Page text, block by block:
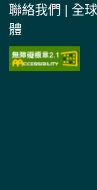
聯絡我們 | 全
體